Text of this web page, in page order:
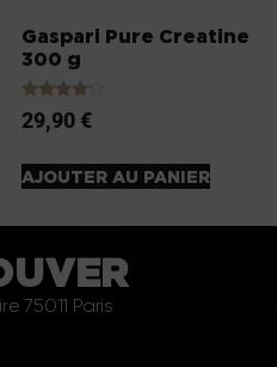
Gaspari Pure Creatine
300 g
Note
4.00
29,90 €
AJOUTER AU PANIER
75011 Paris